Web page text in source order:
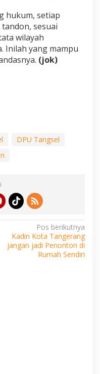
hukum, setiap
sesuai
wilayah
Inilah yang mampu
(jok)
DPU Tangsel
Pos berikutnya
Kadin Kota Tangerang
jangan jadi Penonton di
Rumah Sendiri